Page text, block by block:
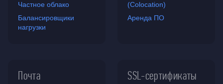
Частное облако
Балансировщики
нагрузки
(Colocation)
Аренда ПО
Почта SSL-сертификаты